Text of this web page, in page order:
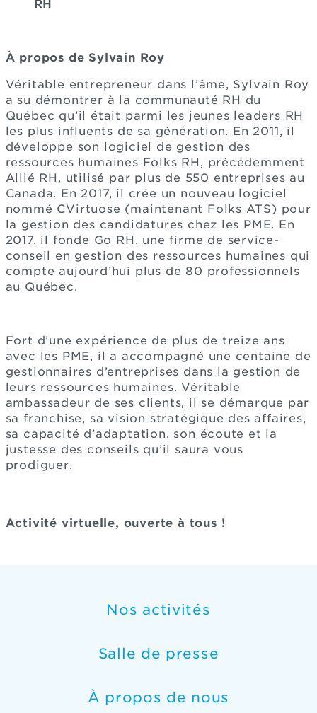
RH
À propos de Sylvain Roy
Véritable entrepreneur dans l’âme, Sylvain Roy
a su démontrer à la communauté RH du
Québec qu’il était parmi les jeunes leaders RH
les plus influents de sa génération. En 2011, il
développe son logiciel de gestion des
ressources humaines Folks RH, précédemment
Allié RH, utilisé par plus de 550 entreprises au
Canada. En 2017, il crée un nouveau logiciel
nommé CVirtuose (maintenant Folks ATS) pour
la gestion des candidatures chez les PME. En
2017, il fonde Go RH, une firme de service-
conseil en gestion des ressources humaines qui
compte aujourd’hui plus de 80 professionnels
au Québec.
Fort d’une expérience de plus de treize ans
avec les PME, il a accompagné une centaine de
gestionnaires d’entreprises dans la gestion de
leurs ressources humaines. Véritable
ambassadeur de ses clients, il se démarque par
sa franchise, sa vision stratégique des affaires,
sa capacité d’adaptation, son écoute et la
justesse des conseils qu’il saura vous
prodiguer.
Activité virtuelle, ouverte à tous !
Nos activités
Salle de presse
À propos de nous